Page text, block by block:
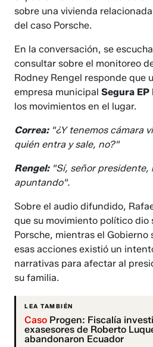
sobre una vivienda
del caso Porsche.
En la conversación, se
consultar sobre el monitoreo
Rodney Rengel responde que
empresa municipalSegura EP
los movimientos en el lugar.
Correa:"¿Y tenemos cámara
quién entra y sale, no?"
Rengel:"Sí, señor presidente,
apuntando".
Sobre el audio difundido,
que su movimiento político dio
Porsche, mientras el
esas acciones existió un
narrativas para afectar al
su familia.
LEA TAMBIÉN
Caso Progen: Fiscalía
exasesores de Roberto
abandonaron Ecuador